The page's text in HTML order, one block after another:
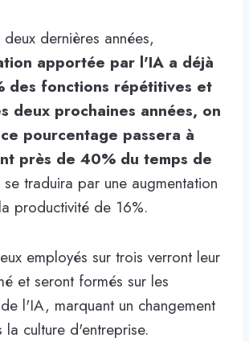
dernières années,
apportée par l'IA a déjà
des fonctions répétitives et
deux prochaines années, on
pourcentage passera à
près de 40% du temps de
se traduira par une augmentation
productivité de 16%.
employés sur trois verront leur
et seront formés sur les
l'IA, marquant un changement
culture d'entreprise.